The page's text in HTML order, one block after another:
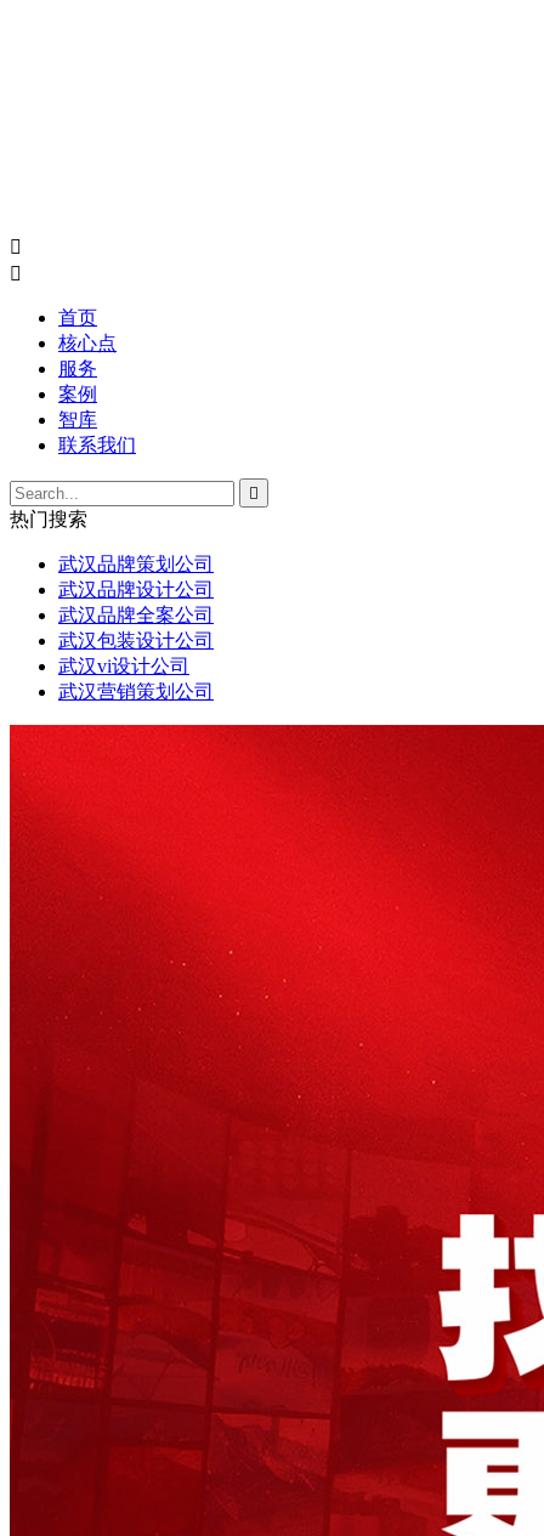


首页
核心点
服务
案例
智库
联系我们

热门搜索
武汉品牌策划公司
武汉品牌设计公司
武汉品牌全案公司
武汉包装设计公司
武汉vi设计公司
武汉营销策划公司